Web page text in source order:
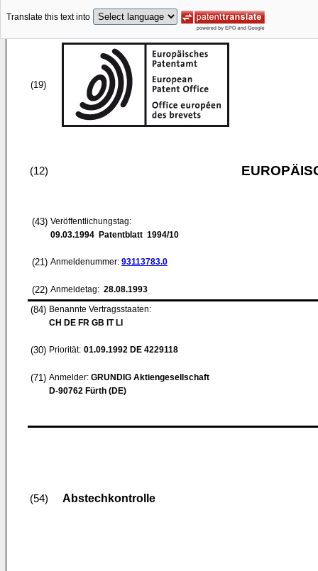
Translate this text into
(19)
(12)
(43) Veröffentlichungstag:
09.03.1994 Patentblatt 1994/10
(21) Anmeldenummer: 93113783.0
(22) Anmeldetag: 28.08.1993
(84) Benannte Vertragsstaaten:
CH DE FR GB IT LI
(30) Priorität: 01.09.1992 DE 4229118
(71) Anmelder: GRUNDIG Aktiengesellschaft
D-90762 Fürth (DE)
(54) Abstechkontrolle